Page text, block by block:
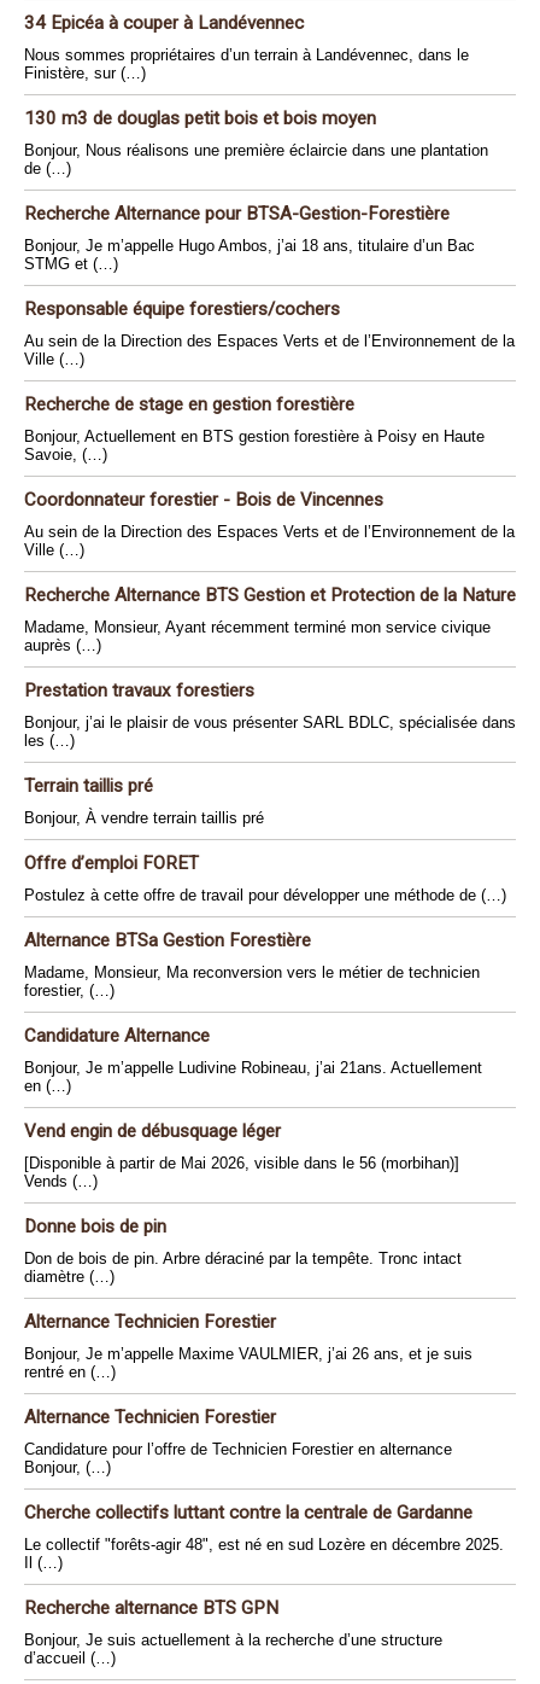
34 Epicéa à couper à Landévennec
Nous sommes propriétaires d’un terrain à Landévennec, dans le
Finistère, sur (…)
130 m3 de douglas petit bois et bois moyen
Bonjour, Nous réalisons une première éclaircie dans une plantation
de (…)
Recherche Alternance pour BTSA-Gestion-Forestière
Bonjour, Je m’appelle Hugo Ambos, j’ai 18 ans, titulaire d’un Bac
STMG et (…)
Responsable équipe forestiers/cochers
Au sein de la Direction des Espaces Verts et de l’Environnement de la
Ville (…)
Recherche de stage en gestion forestière
Bonjour, Actuellement en BTS gestion forestière à Poisy en Haute
Savoie, (…)
Coordonnateur forestier - Bois de Vincennes
Au sein de la Direction des Espaces Verts et de l’Environnement de la
Ville (…)
Recherche Alternance BTS Gestion et Protection de la Nature
Madame, Monsieur, Ayant récemment terminé mon service civique
auprès (…)
Prestation travaux forestiers
Bonjour, j’ai le plaisir de vous présenter SARL BDLC, spécialisée dans
les (…)
Terrain taillis pré
Bonjour, À vendre terrain taillis pré
Offre d’emploi FORET
Postulez à cette offre de travail pour développer une méthode de (…)
Alternance BTSa Gestion Forestière
Madame, Monsieur, Ma reconversion vers le métier de technicien
forestier, (…)
Candidature Alternance
Bonjour, Je m’appelle Ludivine Robineau, j’ai 21ans. Actuellement
en (…)
Vend engin de débusquage léger
[Disponible à partir de Mai 2026, visible dans le 56 (morbihan)]
Vends (…)
Donne bois de pin
Don de bois de pin. Arbre déraciné par la tempête. Tronc intact
diamètre (…)
Alternance Technicien Forestier
Bonjour, Je m’appelle Maxime VAULMIER, j’ai 26 ans, et je suis
rentré en (…)
Alternance Technicien Forestier
Candidature pour l’offre de Technicien Forestier en alternance
Bonjour, (…)
Cherche collectifs luttant contre la centrale de Gardanne
Le collectif "forêts-agir 48", est né en sud Lozère en décembre 2025.
Il (…)
Recherche alternance BTS GPN
Bonjour, Je suis actuellement à la recherche d’une structure
d’accueil (…)